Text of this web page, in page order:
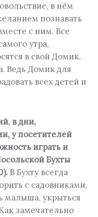
в нём
познавать
с ним. Все
утра,
в свой Домик.
Ведь Домик для
всех детей и
в дни,
у посетителей
играть и
Бухты
В Бухту всегда
с садовниками,
малыша, укрыться
замечательно